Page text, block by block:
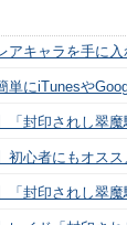
アキャラを手に
単にiTunesや
「封印されし翠
初心者にもオス
「封印されし翠